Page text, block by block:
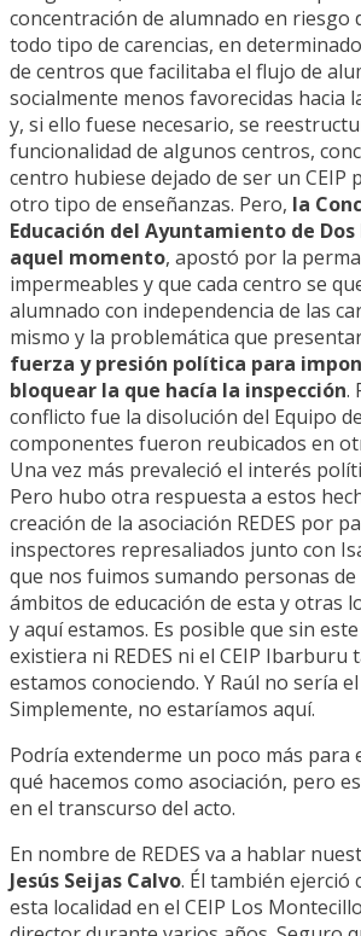
concentración de alumnado en riesgo
todo tipo de carencias, en
de centros que facilitaba el flujo de
socialmente menos favorecidas hacia
y, si ello fuese necesario, se
funcionalidad de algunos centros,
centro hubiese dejado de ser un CEIP
otro tipo de enseñanzas. Pero, la
Educación del Ayuntamiento de
aquel momento, apostó por la
impermeables y que cada centro se
alumnado con independencia de las
mismo y la problemática que
fuerza y presión política para
bloquear la que hacía la inspección.
conflicto fue la disolución del Equipo
componentes fueron reubicados en
Una vez más prevaleció el interés
Pero hubo otra respuesta a estos
creación de la asociación REDES por
inspectores represaliados junto con
que nos fuimos sumando personas
ámbitos de educación de esta y otras
y aquí estamos. Es posible que sin
existiera ni REDES ni el CEIP Ibarburu
estamos conociendo. Y Raúl no sería
Simplemente, no estaríamos aquí.
Podría extenderme un poco más para
qué hacemos como asociación, pero
en el transcurso del acto.
En nombre de REDES va a hablar
Jesús Seijas Calvo. Él también ejerció
esta localidad en el CEIP Los